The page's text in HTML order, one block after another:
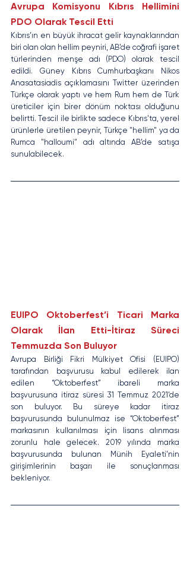
Avrupa Komisyonu Kıbrıs Hellimini
PDO Olarak Tescil Etti
Kıbrıs’ın en büyük ihracat gelir kaynaklarından
biri olan olan hellim peyniri, AB’de coğrafi işaret
türlerinden menşe adı (PDO) olarak tescil
edildi. Güney Kıbrıs Cumhurbaşkanı Nikos
Anasatasiadis açıklamasını Twitter üzerinden
Türkçe olarak yaptı ve hem Rum hem de Türk
üreticiler için birer dönüm noktası olduğunu
belirtti. Tescil ile birlikte sadece Kıbrıs'ta, yerel
ürünlerle üretilen peynir, Türkçe "hellim" ya da
Rumca "halloumi" adı altında AB’de satışa
sunulabilecek.
EUIPO Oktoberfest’i Ticari Marka
Olarak İlan Etti-İtiraz Süreci
Temmuzda Son Buluyor
Avrupa Birliği Fikri Mülkiyet Ofisi (EUIPO)
tarafından başvurusu kabul edilerek ilan
edilen “Oktoberfest” ibareli marka
başvurusuna itiraz süresi 31 Temmuz 2021’de
son buluyor. Bu süreye kadar itiraz
başvurusunda bulunulmaz ise “Oktoberfest”
markasının kullanılması için lisans alınması
zorunlu hale gelecek. 2019 yılında marka
başvurusunda bulunan Münih Eyaleti’nin
girişimlerinin başarı ile sonuçlanması
bekleniyor.